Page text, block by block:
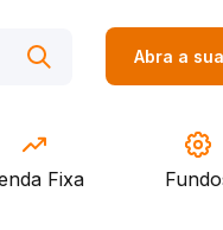
Abra a
Fixa